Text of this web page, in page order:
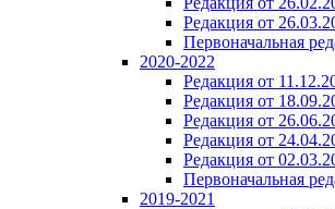
Редакция от
Первоначальная
2020-2022
Редакция от
Редакция от
Редакция от
Редакция от
Редакция от
Первоначальная
2019-2021